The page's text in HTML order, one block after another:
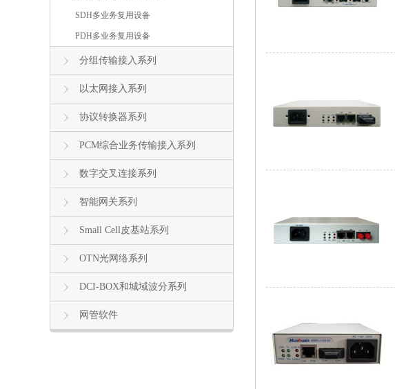
SDH多业务复用设备
PDH多业务复用设备
分组传输接入系列
以太网接入系列
协议转换器系列
PCM综合业务传输接入系列
数字交叉连接系列
智能网关系列
Small Cell皮基站系列
OTN光网络系列
DCI-BOX和城域波分系列
网管软件